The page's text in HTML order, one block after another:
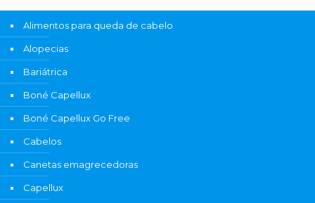
Alimentos para queda de cabelo
Alopecias
Bariátrica
Boné Capellux
Boné Capellux Go Free
Cabelos
Canetas emagrecedoras
Capellux